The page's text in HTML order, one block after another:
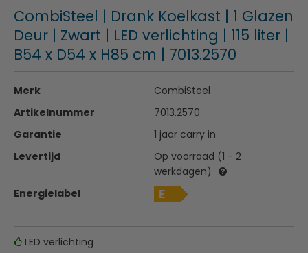
CombiSteel | Drank Koelkast | 1 Glazen
Deur | Zwart | LED verlichting | 115 liter |
B54 x D54 x H85 cm | 7013.2570
Merk
CombiSteel
Artikelnummer
7013.2570
Garantie
1 jaar carry in
Levertijd
Op voorraad (1 - 2
werkdagen)
Energielabel
LED verlichting